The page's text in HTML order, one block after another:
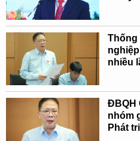
Thống
nhiều
ĐBQH
nhóm
Phát